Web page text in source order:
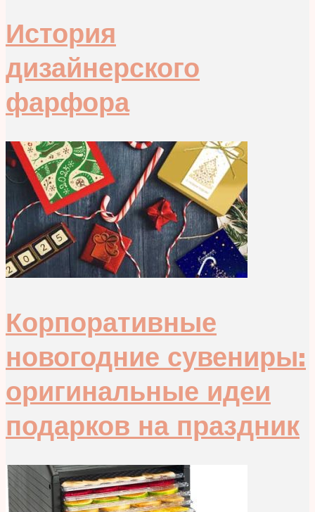
История
дизайнерского
фарфора
Корпоративные
новогодние сувениры:
оригинальные идеи
подарков на праздник